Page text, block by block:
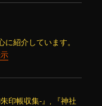
紹介しています。
朱印帳収集‐』
『神社